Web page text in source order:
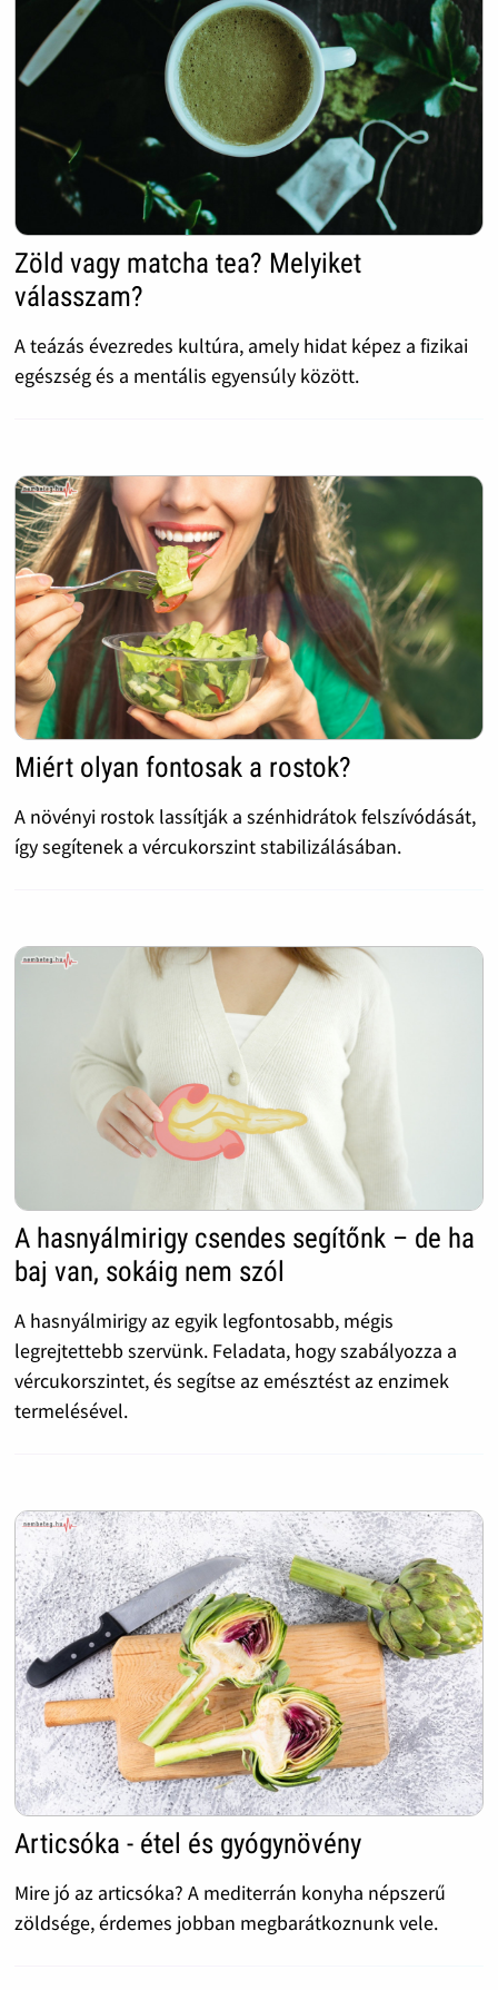
Zöld vagy matcha tea? Melyiket
válasszam?
A teázás évezredes kultúra, amely hidat képez a fizikai
egészség és a mentális egyensúly között.
Miért olyan fontosak a rostok?
A növényi rostok lassítják a szénhidrátok felszívódását,
így segítenek a vércukorszint stabilizálásában.
A hasnyálmirigy csendes segítőnk – de ha
baj van, sokáig nem szól
A hasnyálmirigy az egyik legfontosabb, mégis
legrejtettebb szervünk. Feladata, hogy szabályozza a
vércukorszintet, és segítse az emésztést az enzimek
termelésével.
Articsóka - étel és gyógynövény
Mire jó az articsóka? A mediterrán konyha népszerű
zöldsége, érdemes jobban megbarátkoznunk vele.